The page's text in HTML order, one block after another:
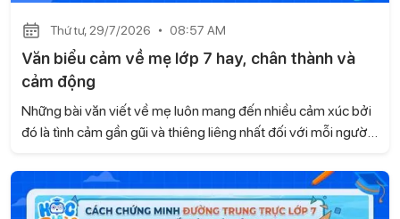
Thứ tư, 29/7/2026 08:57 AM
Văn biểu cảm về mẹ lớp 7 hay, chân thành và
cảm động
Những bài văn viết về mẹ luôn mang đến nhiều cảm xúc bởi
đó là tình cảm gần gũi và thiêng liêng nhất đối với mỗi người.
hay, chân thành và cảm động do Học là Giỏi tổng hợp để em
có thể tham khảo.